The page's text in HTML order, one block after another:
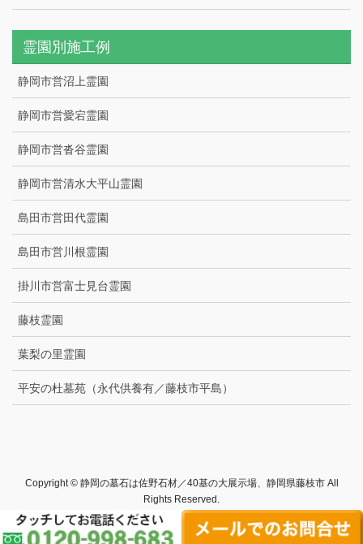
霊園別施工例
静岡市営沼上霊園
静岡市営愛宕霊園
静岡市営沓谷霊園
静岡市営清水大平山霊園
島田市営田代霊園
島田市営川根霊園
掛川市営富士見台霊園
藤枝霊園
葉梨の里霊園
平安の杜墓苑（永代供養有／藤枝市平島）
Copyright © 静岡の墓石は佐野石材／40基の大展示場、静岡県藤枝市 All
Rights Reserved.